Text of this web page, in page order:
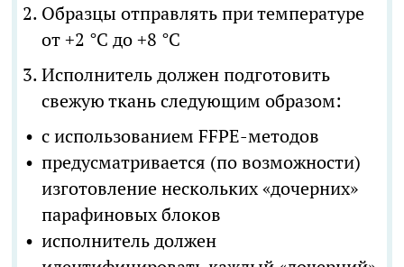
Образцы отправлять при температуре
от +2 °C до +8 °C
Исполнитель должен подготовить
свежую ткань следующим образом:
с использованием FFPE-методов
предусматривается (по возможности)
изготовление нескольких «дочерних»
парафиновых блоков
исполнитель должен